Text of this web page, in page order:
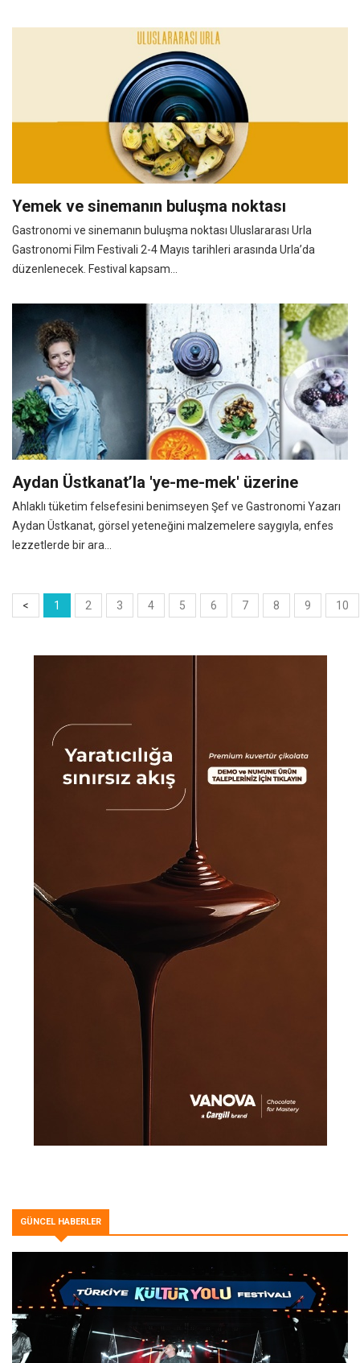
Yemek ve sinemanın buluşma noktası
Gastronomi ve sinemanın buluşma noktası Uluslararası Urla
Gastronomi Film Festivali 2-4 Mayıs tarihleri arasında Urla’da
düzenlenecek. Festival kapsam...
Aydan Üstkanat’la 'ye-me-mek' üzerine
Ahlaklı tüketim felsefesini benimseyen Şef ve Gastronomi Yazarı
Aydan Üstkanat, görsel yeteneğini malzemelere saygıyla, enfes
lezzetlerde bir ara...
< 1 2 3 4 5 6 7 8 9 10
GÜNCEL HABERLER